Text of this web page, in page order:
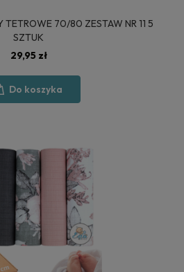
70/80 ZESTAW NR 11 5
SZTUK
29,95 zł
Do koszyka